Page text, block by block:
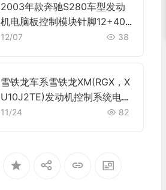
2003年款奔驰S280车型发动
机电脑板控制模块针脚12+40+
24+48+21针 端子图
12/07 38
雪铁龙车系雪铁龙XM(RGX，X
U10J2TE)发动机控制系统电脑
板55针端子
11/24 82